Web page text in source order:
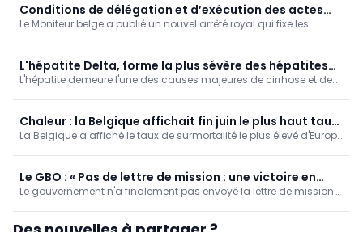
Conditions de délégation et d’exécution des actes
infirmiers dans le cadre d’une équipe de soins
structurée
Le Moniteur belge a publié un nouvel arrêté royal qui fixe les
L'hépatite Delta, forme la plus sévère des hépatites
virales
L'hépatite demeure l'une des causes majeures de cirrhose et de
virales, et participe à plusieurs essais cliniques.
Chaleur : la Belgique affichait fin juin le plus haut taux
de surmortalité d'Europe
La Belgique a affiché le taux de surmortalité le plus élevé d'Europe
l'EuroMOMO, un réseau européen d'harmonisation des données
Le GBO : « Pas de lettre de mission : une victoire en
trompe-l’œil ? »
Le gouvernement n'a finalement pas envoyé la lettre de mission